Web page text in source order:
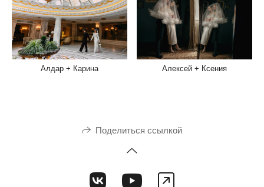
Алдар + Карина Алексей + Ксения
Поделиться ссылкой